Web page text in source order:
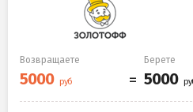
Возвращаете Берете